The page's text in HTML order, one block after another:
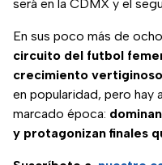
será en la CDMX y el
En sus poco más de
circuito del futbol
crecimiento vertiginoso
en popularidad, pero hay
marcado época:
y protagonizan finales